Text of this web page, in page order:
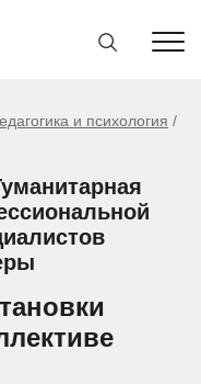
и психология